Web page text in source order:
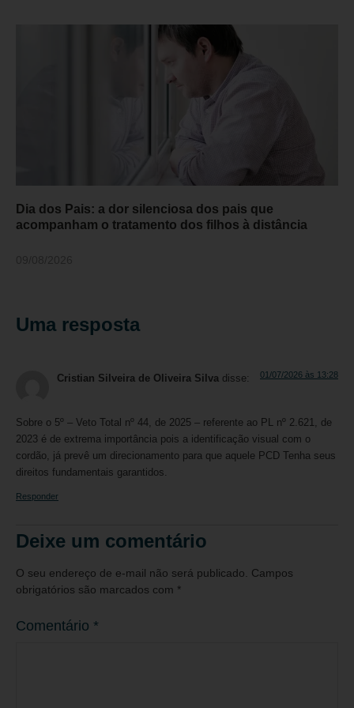
Dia dos Pais: a dor silenciosa dos pais que
acompanham o tratamento dos filhos à distância
Uma resposta
Cristian Silveira de Oliveira Silva disse: 01/07/2026 às 13:28
Sobre o 5º – Veto Total nº 44, de 2025 – referente ao PL nº 2.621, de
2023 é de extrema importância pois a identificação visual com o
cordão, já prevê um direcionamento para que aquele PCD Tenha seus
direitos fundamentais garantidos.
Responder
Deixe um comentário
O seu endereço de e-mail não será publicado. Campos
obrigatórios são marcados com *
Comentário *